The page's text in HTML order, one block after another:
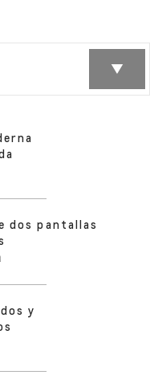
dos pantallas
y